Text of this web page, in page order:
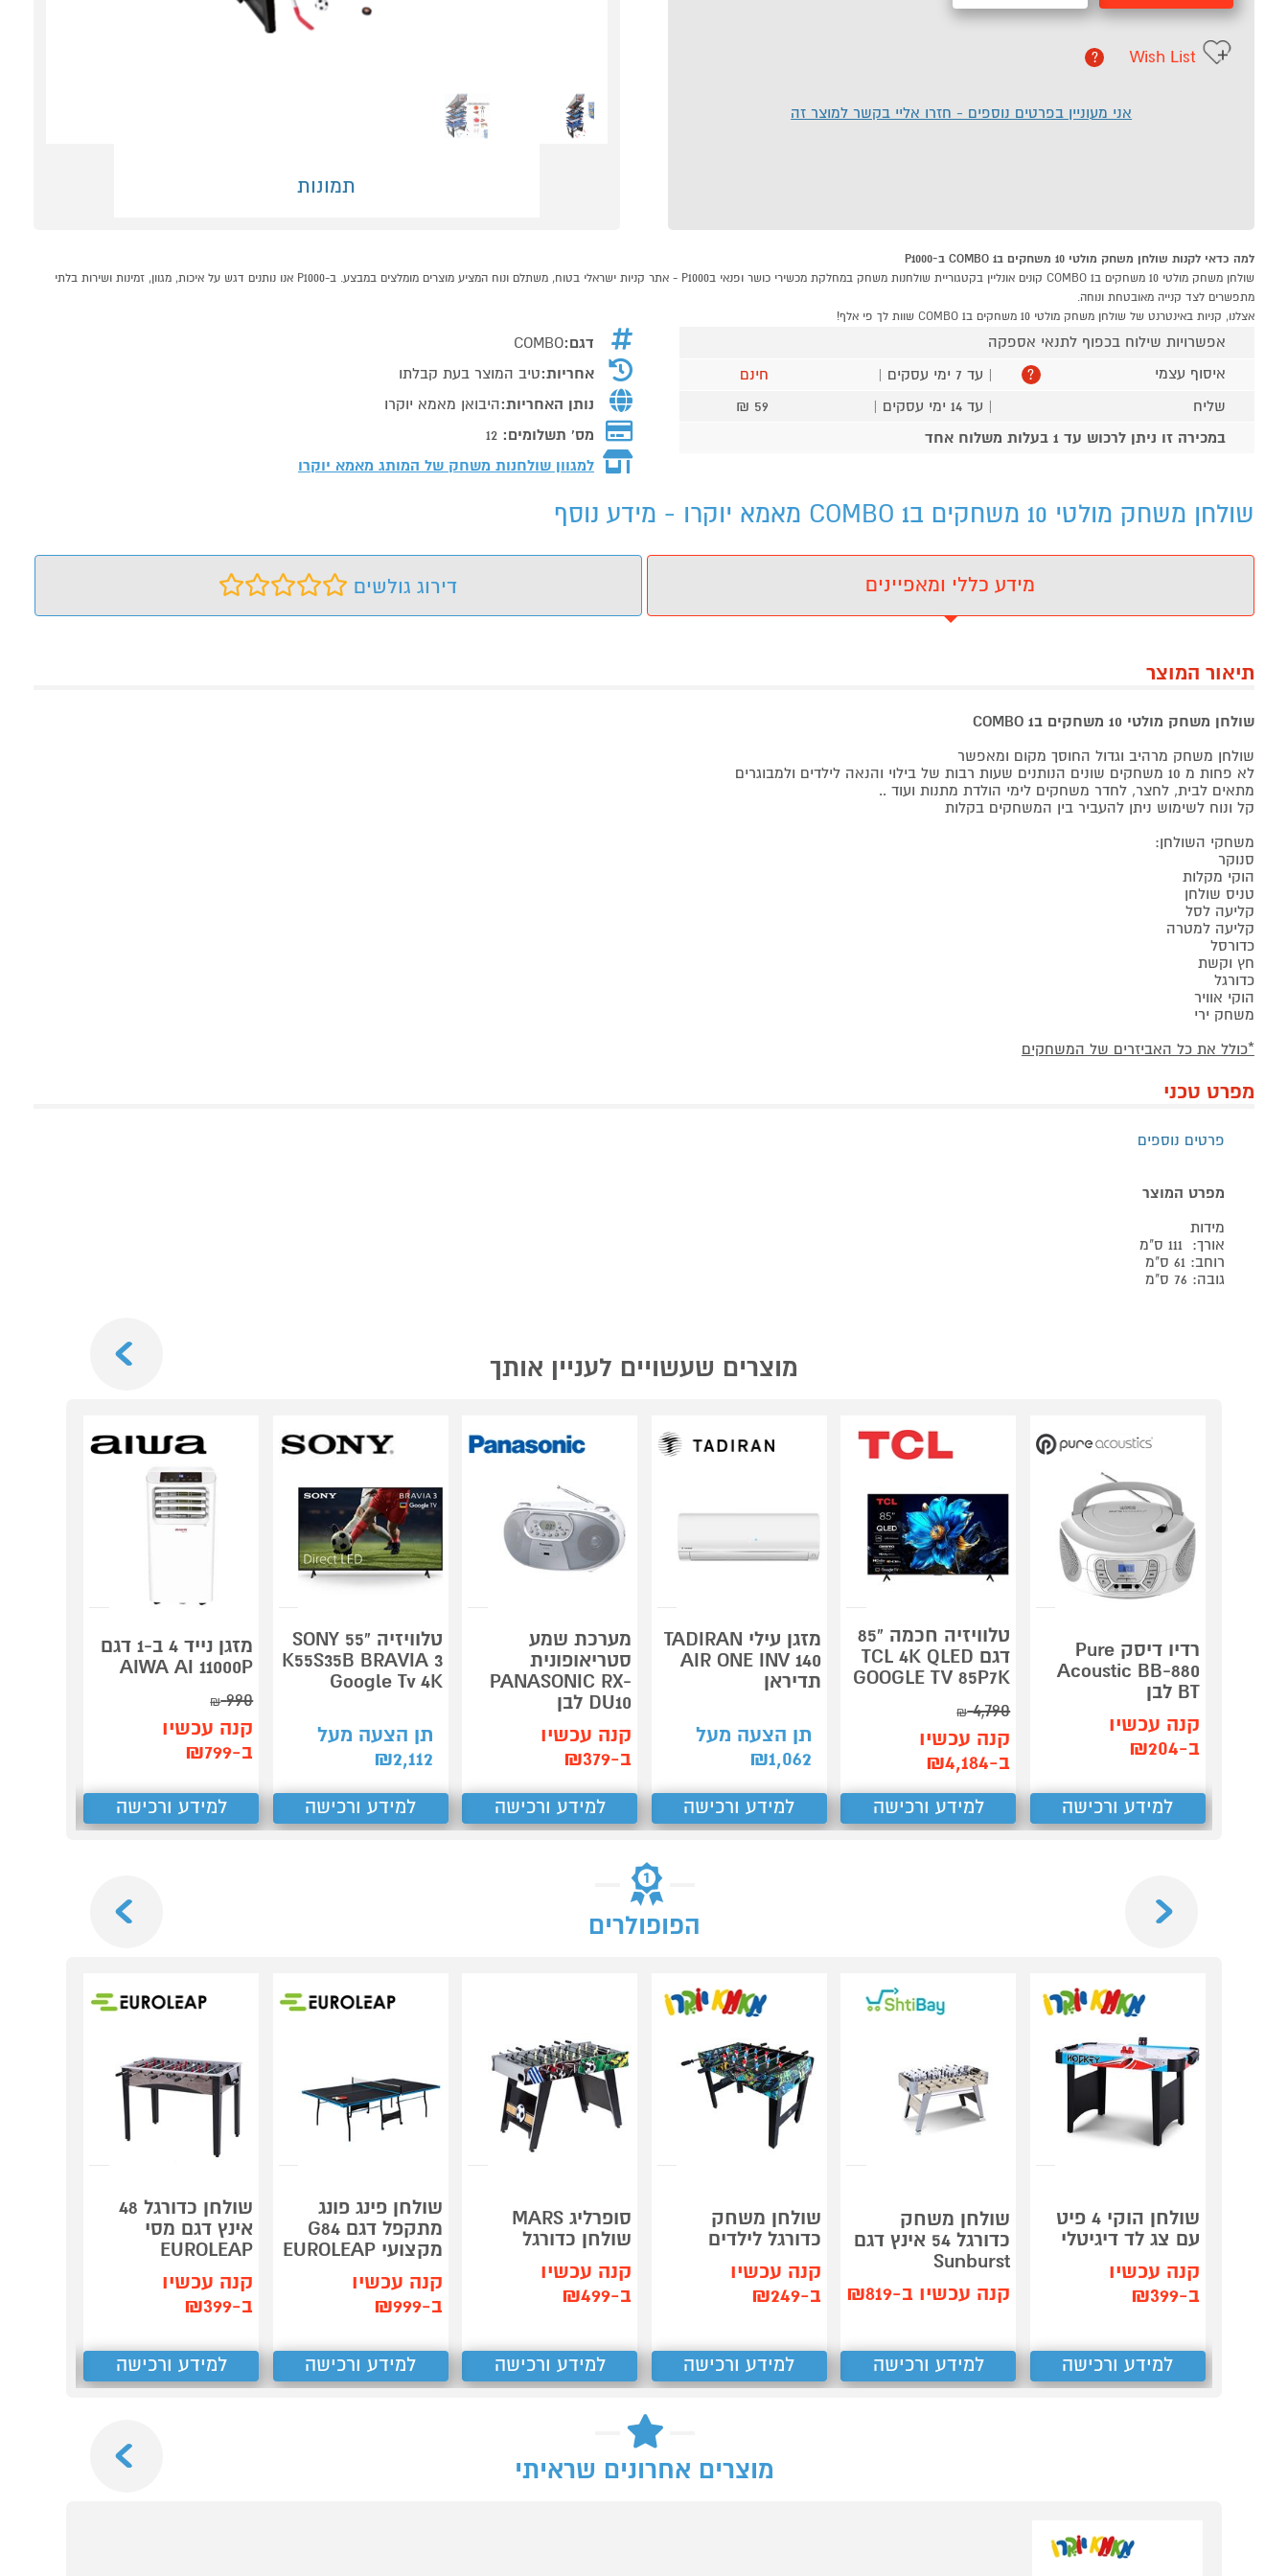
תמונות
Wish List
?
אני מעוניין בפרטים נוספים - חזרו אליי בקשר למוצר זה
למה כדאי לקנות שולחן משחק מולטי 10 משחקים ב1 COMBO ב-P1000
שולחן משחק מולטי 10 משחקים ב1 COMBO קונים אונליין בקטגוריית שולחנות משחק במחלקת מכשירי כושר ופנאי בP1000 - אתר קניות ישראלי בטוח, משתלם ונוח המציע מוצרים מומלצים במבצע. ב-P1000 אנו נותנים דגש על איכות, מגוון, זמינות ושירות בלתי
מתפשרים לצד קנייה מאובטחת ונוחה.
אצלנו, קניות באינטרנט של שולחן משחק מולטי 10 משחקים ב1 COMBO שוות לך פי אלף!
אפשרויות שילוח בכפוף לתנאי אספקה
איסוף עצמי
? | עד 7 ימי עסקים |
חינם
שליח
| עד 14 ימי עסקים |
59 ₪
במכירה זו ניתן לרכוש עד 1 בעלות משלוח אחד
דגם:COMBO
אחריות:טיב המוצר בעת קבלתו
נותן האחריות:היבואן מאמא יוקרו
מס' תשלומים: 12
למגוון שולחנות משחק של המותג מאמא יוקרו
שולחן משחק מולטי 10 משחקים ב1 COMBO מאמא יוקרו - מידע נוסף
מידע כללי ומאפיינים דירוג גולשים
תיאור המוצר
שולחן משחק מולטי 10 משחקים ב1 COMBO
שולחן משחק מרהיב וגדול החוסך מקום ומאפשר
לא פחות מ 10 משחקים שונים הנותנים שעות רבות של בילוי והנאה לילדים ולמבוגרים
מתאים לבית, לחצר, לחדר משחקים לימי הולדת מתנות ועוד ..
קל ונוח לשימוש ניתן להעביר בין המשחקים בקלות
משחקי השולחן:
סנוקר
הוקי מקלות
טניס שולחן
קליעה לסל
קליעה למטרה
כדורסל
חץ וקשת
כדורגל
הוקי אוויר
משחק ירי
*כולל את כל האביזרים של המשחקים
מפרט טכני
פרטים נוספים
מפרט המוצר
מידות
אורך: 111 ס"מ
רוחב: 61 ס"מ
גובה: 76 ס"מ
מוצרים שעשויים לעניין אותך
רדיו דיסק Pure
Acoustic BB-880
BT לבן
קנה עכשיו
ב-₪204
למידע ורכישה
טלוויזיה חכמה "85
דגם TCL 4K QLED
GOOGLE TV 85P7K
4,790
₪
קנה עכשיו
ב-₪4,184
למידע ורכישה
מזגן עילי TADIRAN
AIR ONE INV 140
תדיראן
תן הצעה מעל
1,062
₪
למידע ורכישה
מערכת שמע
סטריאופונית
PANASONIC RX-
DU10 לבן
קנה עכשיו
ב-₪379
למידע ורכישה
טלוויזיה "55 SONY
K55S35B BRAVIA 3
Google Tv 4K
תן הצעה מעל
2,112
₪
למידע ורכישה
מזגן נייד 4 ב-1 דגם
AIWA AI 11000P
990
₪
קנה עכשיו
ב-₪799
למידע ורכישה
הפופולרים
שולחן הוקי 4 פיט
עם צג לד דיגיטלי
קנה עכשיו
ב-₪399
למידע ורכישה
שולחן משחק
כדורגל 54 אינץ דגם
Sunburst
קנה עכשיו ב-₪819
למידע ורכישה
שולחן משחק
כדורגל לילדים
קנה עכשיו
ב-₪249
למידע ורכישה
סופרליג MARS
שולחן כדורגל
קנה עכשיו
ב-₪499
למידע ורכישה
שולחן פינג פונג
מתקפל דגם G84
מקצועי EUROLEAP
קנה עכשיו
ב-₪999
למידע ורכישה
שולחן כדורגל 48
אינץ דגם מסי
EUROLEAP
קנה עכשיו
ב-₪399
למידע ורכישה
מוצרים אחרונים שראיתי